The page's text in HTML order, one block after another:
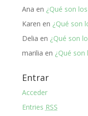
Ana en ¿Qué son
Karen en ¿Qué son
Delia en ¿Qué son
marilia en ¿Qué son
Entrar
Acceder
Entries RSS